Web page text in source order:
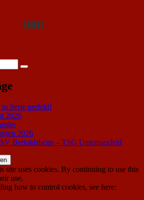
Search
Serie perfekt!
2026
2026
Bertoldsheim – TSG Untermaxfeld
site uses cookies. By continuing to use this
use.
how to control cookies, see here: